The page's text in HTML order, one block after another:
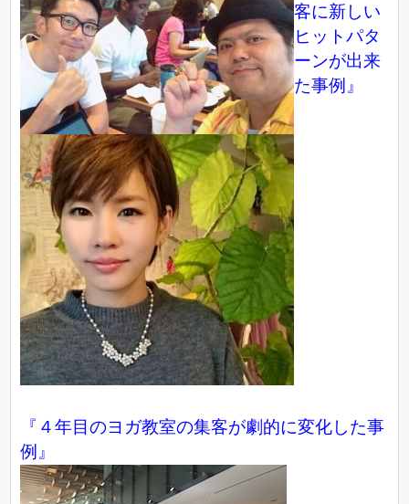
客に新しい
ヒットパタ
ーンが出来
た事例』
『４年目のヨガ教室の集客が劇的に変化した事
例』